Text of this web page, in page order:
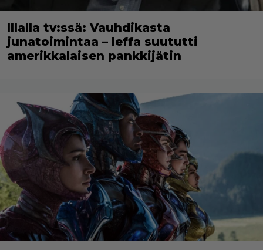
Illalla tv:ssä: Vauhdikasta
junatoimintaa – leffa suututti
amerikkalaisen pankkijätin